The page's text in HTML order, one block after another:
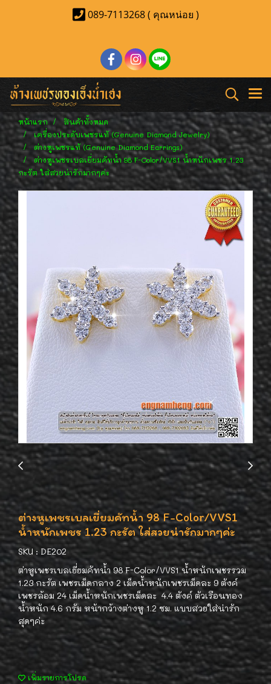
089-7113268 ( คุณหน่อย )
หน้าแรก
สินค้าทั้งหมด
เครื่องประดับเพชรแท้ (Genuine Diamond Jewelry)
ต่างหูเพชรแท้ (Genuine Diamond Earrings)
ต่างหูเพชรเบลเยี่ยมคัทน้ำ 98 F-Color/VVS1 น้ำหนักเพชร 1.23
กะรัต ใส่สวยน่ารักมากๆค่ะ
ต่างหูเพชรเบลเยี่ยมคัทน้ำ 98 F-Color/VVS1
น้ำหนักเพชร 1.23 กะรัต ใส่สวยน่ารักมากๆค่ะ
SKU : DE202
ต่าหูเพชรเบลเยี่ยมคัทน้ำ 98 F-Color/VVS1 น้ำหนักเพชรรวม
1.23 กะรัต เพชรเม็ดกลาง 2 เม็ดน้ำหนักเพชรเม็ดละ 9 ตังค์
เพชรล้อม 24 เม็ดน้ำหนักเพชรเม็ดละ 4.4 ตังค์ ตัวเรือนทอง
น้ำหนัก 4.6 กรัม หน้ากว้างต่างหู 1.2 ซม. แบบสวยใส่น่ารัก
สุดๆค่ะ
เพิ่มรายการโปรด